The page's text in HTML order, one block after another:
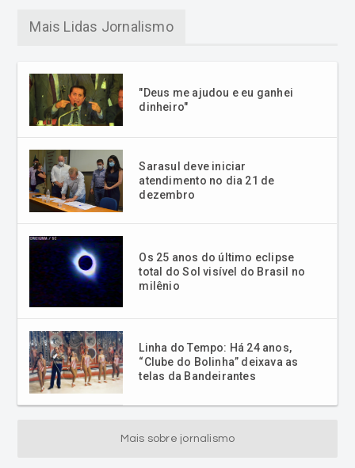
Mais Lidas Jornalismo
"Deus me ajudou e eu ganhei
dinheiro"
Sarasul deve iniciar
atendimento no dia 21 de
dezembro
Os 25 anos do último eclipse
total do Sol visível do Brasil no
milênio
Linha do Tempo: Há 24 anos,
“Clube do Bolinha” deixava as
telas da Bandeirantes
Mais sobre jornalismo